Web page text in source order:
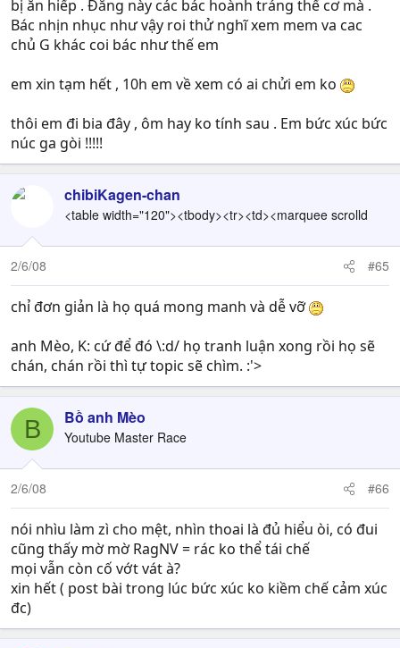
bị ăn hiếp . Đằng này các bác hoành tráng thế cơ mà .
Bác nhịn nhục như vậy roi thử nghĩ xem mem va cac
chủ G khác coi bác như thế em
em xin tạm hết , 10h em về xem có ai chửi em ko
thôi em đi bia đây , ôm hay ko tính sau . Em bức xúc bức
núc ga gòi !!!!!
chibiKagen-chan
<table width="120"><tbody><tr><td><marquee scrolld
2/6/08 #65
chỉ đơn giản là họ quá mong manh và dễ vỡ
anh Mèo, K: cứ để đó \:d/ họ tranh luận xong rồi họ sẽ
chán, chán rồi thì tự topic sẽ chìm. :'>
B Bồ anh Mèo
Youtube Master Race
2/6/08 #66
nói nhìu làm zì cho mệt, nhìn thoai là đủ hiểu òi, có đui
cũng thấy mờ mờ RagNV = rác ko thể tái chế
mọi vẫn còn cố vớt vát à?
xin hết ( post bài trong lúc bức xúc ko kiềm chế cảm xúc
đc)